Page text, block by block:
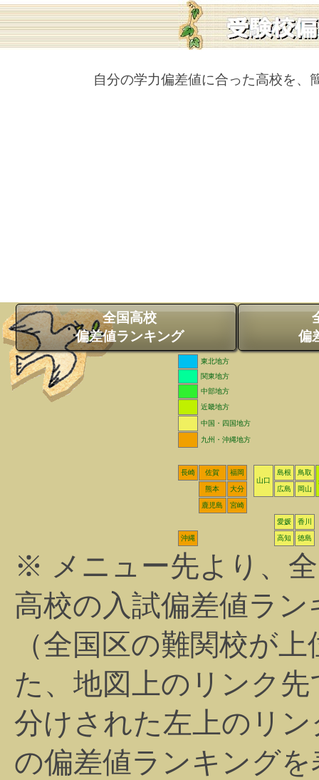
自分の学力偏差値に合った高校を、
全国高校
偏差値ランキング
偏
東北地方
関東地方
中部地方
近畿地方
中国・四国地方
九州・沖縄地方
長崎 佐賀
福岡
山口
島根
鳥取
熊本
大分 広島 岡山
鹿児島 宮崎
愛媛 香川
沖縄 高知 徳島
※ メニュー先より、
高校の入試偏差値ラ
（全国区の難関校が
た、地図上のリンク
分けされた左上のリ
の偏差値ランキング